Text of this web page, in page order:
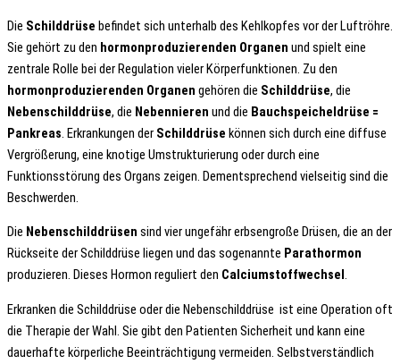
Die Schilddrüse befindet sich unterhalb des Kehlkopfes vor der Luftröhre.
Sie gehört zu den hormonproduzierenden Organen und spielt eine
zentrale Rolle bei der Regulation vieler Körperfunktionen. Zu den
hormonproduzierenden Organen gehören die Schilddrüse, die
Nebenschilddrüse, die Nebennieren und die Bauchspeicheldrüse =
Pankreas . Erkrankungen der Schilddrüse können sich durch eine diffuse
Vergrößerung, eine knotige Umstrukturierung oder durch eine
Funktionsstörung des Organs zeigen. Dementsprechend vielseitig sind die
Beschwerden.
Die Nebenschilddrüsen sind vier ungefähr erbsengroße Drüsen, die an der
Rückseite der Schilddrüse liegen und das sogenannte Parathormon
produzieren. Dieses Hormon reguliert den Calciumstoffwechsel.
Erkranken die Schilddrüse oder die Nebenschilddrüse ist eine Operation oft
die Therapie der Wahl. Sie gibt den Patienten Sicherheit und kann eine
dauerhafte körperliche Beeinträchtigung vermeiden. Selbstverständlich